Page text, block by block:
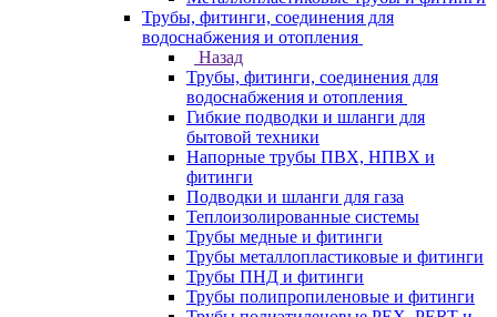
Трубы, фитинги, соединения для
водоснабжения и отопления
Назад
Трубы, фитинги, соединения для
водоснабжения и отопления
Гибкие подводки и шланги для
бытовой техники
Напорные трубы ПВХ, НПВХ и
фитинги
Подводки и шланги для газа
Теплоизолированные системы
Трубы медные и фитинги
Трубы металлопластиковые и фитинги
Трубы ПНД и фитинги
Трубы полипропиленовые и фитинги